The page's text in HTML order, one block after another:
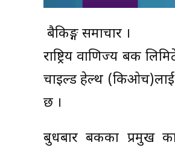
बैकिङ्ग समाचार ।
राष्ट्रिय वाणिज्य बैंक
चाइल्ड हेल्थ (किओच)लाई
छ ।
बुधबार बैंकका प्रमुख